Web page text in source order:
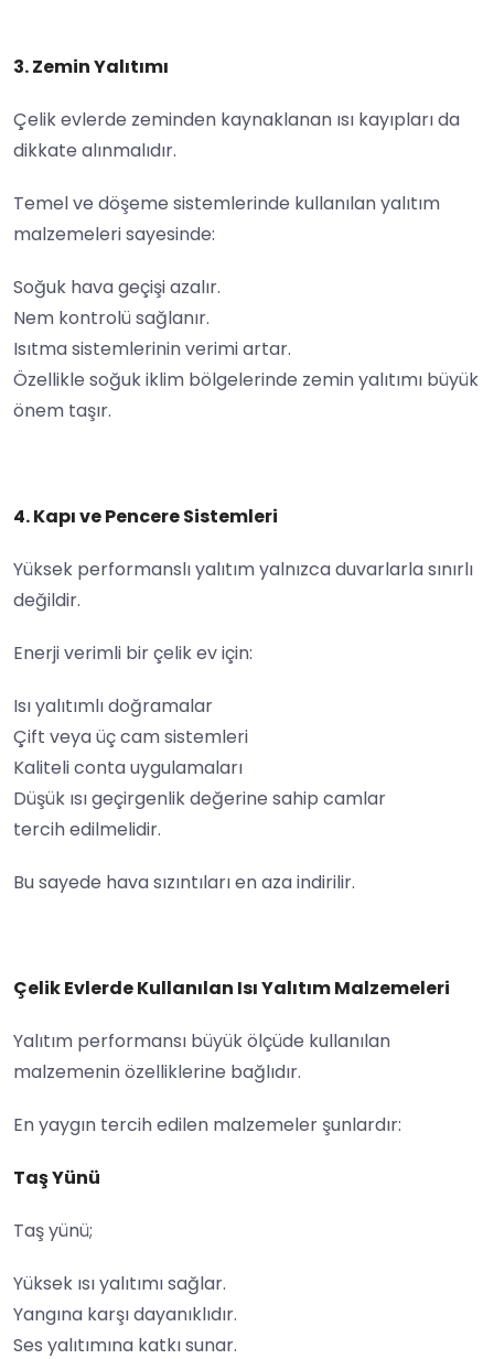
3. Zemin Yalıtımı
Çelik evlerde zeminden kaynaklanan ısı kayıpları da
dikkate alınmalıdır.
Temel ve döşeme sistemlerinde kullanılan yalıtım
malzemeleri sayesinde:
Soğuk hava geçişi azalır.
Nem kontrolü sağlanır.
Isıtma sistemlerinin verimi artar.
Özellikle soğuk iklim bölgelerinde zemin yalıtımı büyük
önem taşır.
4. Kapı ve Pencere Sistemleri
Yüksek performanslı yalıtım yalnızca duvarlarla sınırlı
değildir.
Enerji verimli bir çelik ev için:
Isı yalıtımlı doğramalar
Çift veya üç cam sistemleri
Kaliteli conta uygulamaları
Düşük ısı geçirgenlik değerine sahip camlar
tercih edilmelidir.
Bu sayede hava sızıntıları en aza indirilir.
Çelik Evlerde Kullanılan Isı Yalıtım Malzemeleri
Yalıtım performansı büyük ölçüde kullanılan
malzemenin özelliklerine bağlıdır.
En yaygın tercih edilen malzemeler şunlardır:
Taş Yünü
Taş yünü;
Yüksek ısı yalıtımı sağlar.
Yangına karşı dayanıklıdır.
Ses yalıtımına katkı sunar.